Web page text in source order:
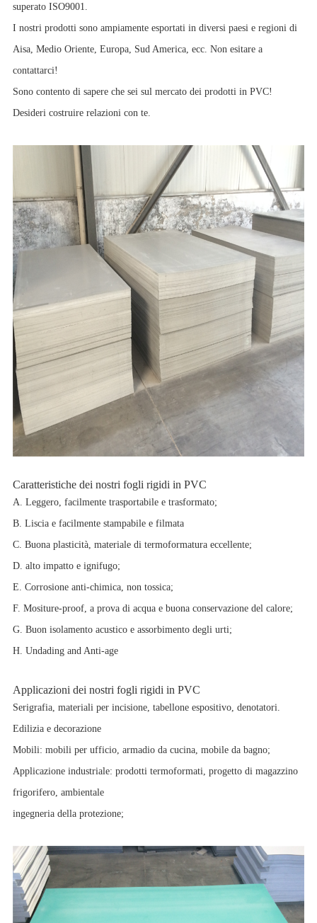
superato ISO9001.
I nostri prodotti sono ampiamente esportati in diversi paesi e regioni di
Aisa, Medio Oriente, Europa, Sud America, ecc. Non esitare a
contattarci!
Sono contento di sapere che sei sul mercato dei prodotti in PVC!
Desideri costruire relazioni con te.
Caratteristiche dei nostri fogli rigidi in PVC
A. Leggero, facilmente trasportabile e trasformato;
B. Liscia e facilmente stampabile e filmata
C. Buona plasticità, materiale di termoformatura eccellente;
D. alto impatto e ignifugo;
E. Corrosione anti-chimica, non tossica;
F. Mositure-proof, a prova di acqua e buona conservazione del calore;
G. Buon isolamento acustico e assorbimento degli urti;
H. Undading and Anti-age
Applicazioni dei nostri fogli rigidi in PVC
Serigrafia, materiali per incisione, tabellone espositivo, denotatori.
Edilizia e decorazione
Mobili: mobili per ufficio, armadio da cucina, mobile da bagno;
Applicazione industriale: prodotti termoformati, progetto di magazzino
frigorifero, ambientale
ingegneria della protezione;